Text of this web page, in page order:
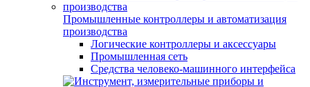
Промышленные контроллеры и автоматизация
производства
Логические контроллеры и аксессуары
Промышленная сеть
Средства человеко-машинного интерфейса